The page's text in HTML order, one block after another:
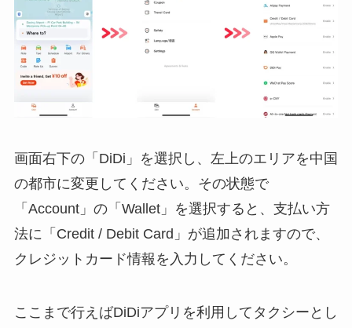
画面右下の「DiDi」を選択し、左上のエリアを中国
の都市に変更してください。その状態で
「Account」の「Wallet」を選択すると、支払い方
法に「Credit / Debit Card」が追加されますので、
クレジットカード情報を入力してください。
ここまで行えばDiDiアプリを利用してタクシーとし